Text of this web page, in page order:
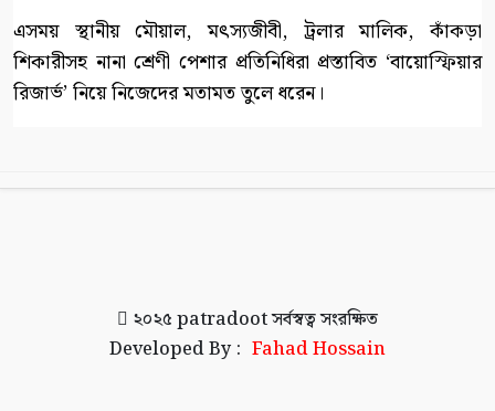
এসময় স্থানীয় মৌয়াল, মৎস্যজীবী, ট্রলার মালিক, কাঁকড়া
শিকারীসহ নানা শ্রেণী পেশার প্রতিনিধিরা প্রস্তাবিত ‘বায়োস্ফিয়ার
রিজার্ভ’ নিয়ে নিজেদের মতামত তুলে ধরেন।
২০২৫ patradootসর্বস্বত্ব সংরক্ষিত
Developed By : Fahad Hossain